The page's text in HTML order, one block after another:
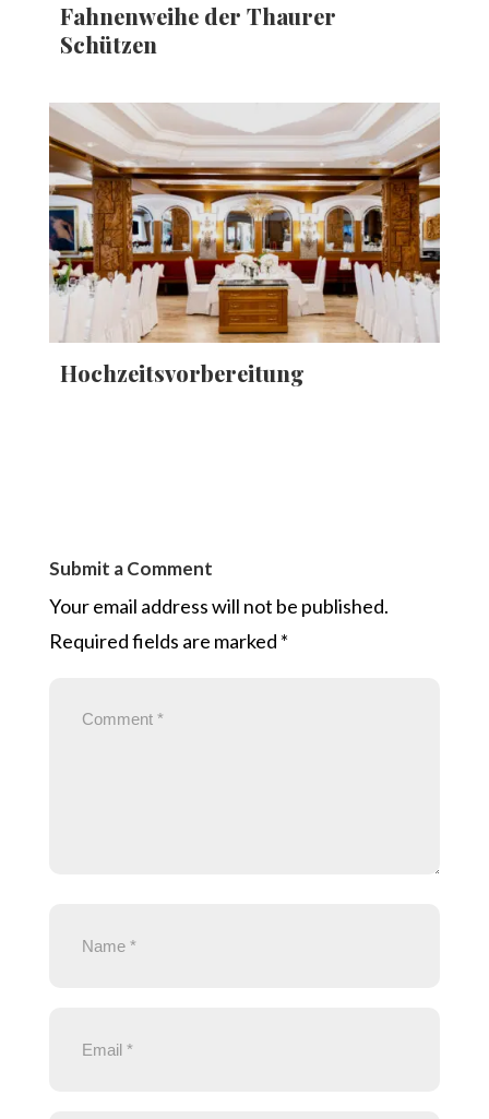
Fahnenweihe der Thaurer
Schützen
Hochzeitsvorbereitung
Submit a Comment
Your email address will not be published.
Required fields are marked *